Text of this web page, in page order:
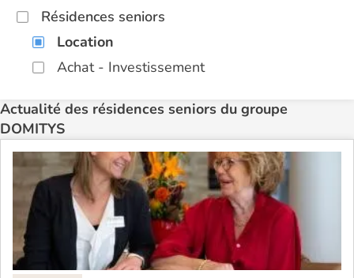
Résidences seniors
Location
Achat - Investissement
Actualité des résidences seniors du groupe
DOMITYS